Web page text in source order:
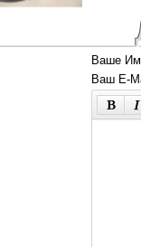
Ваше
Ваш E-